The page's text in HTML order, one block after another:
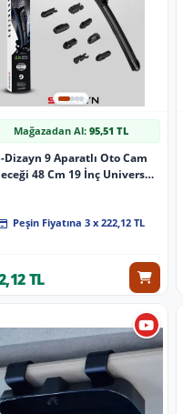
Mağazadan Al: 95,51 TL
Dizayn 9 Aparatlı Oto Cam
48 Cm 19 İnç Universal
Peşin Fiyatına 3 x 222,12 TL
TL